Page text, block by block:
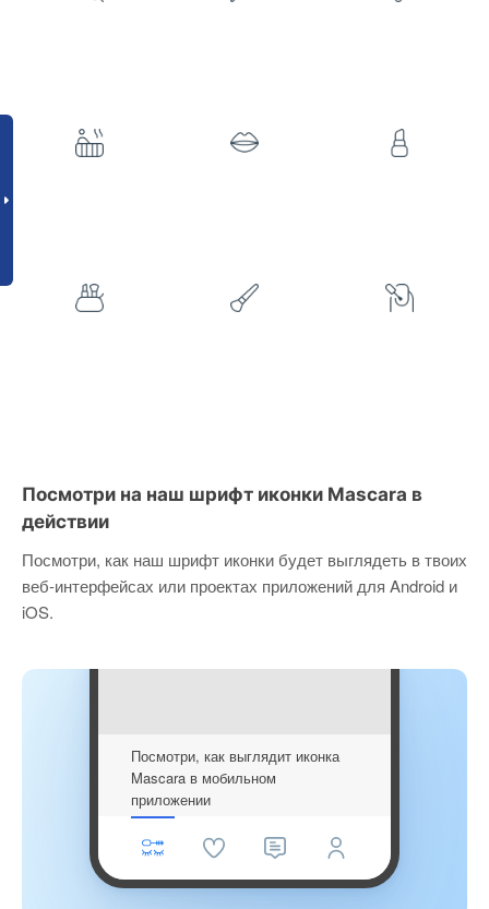
Посмотри на наш шрифт иконки Mascara в
действии
Посмотри, как наш шрифт иконки будет выглядеть в твоих
веб-интерфейсах или проектах приложений для Android и
iOS.
Посмотри, как выглядит иконка
Mascara в мобильном
приложении